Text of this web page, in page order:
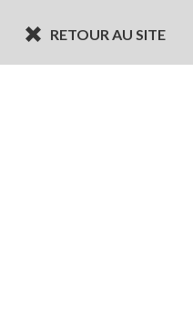
RETOUR AU SITE